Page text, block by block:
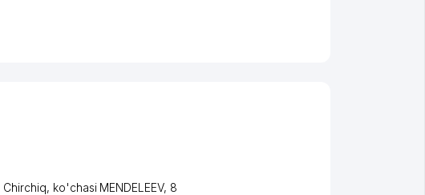
Chirchiq, ko'chasi MENDELEEV, 8